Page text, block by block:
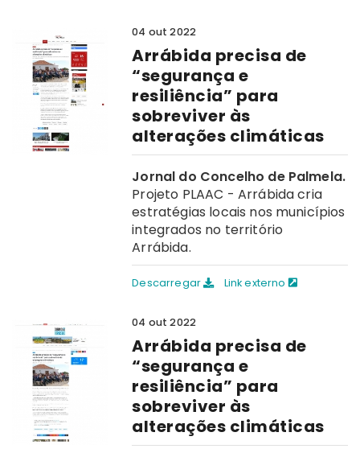
04 out 2022
Arrábida precisa de
“segurança e
resiliência” para
sobreviver às
alterações climáticas
Jornal do Concelho de Palmela.
Projeto PLAAC - Arrábida cria
estratégias locais nos municípios
integrados no território
Arrábida.
Descarregar Link externo
04 out 2022
Arrábida precisa de
“segurança e
resiliência” para
sobreviver às
alterações climáticas